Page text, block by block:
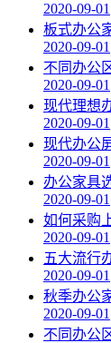
2020-09-01
板式办公
2020-09-01
不同办公
2020-09-01
现代理想
2020-09-01
现代办公
2020-09-01
办公家具
2020-09-01
如何采购
2020-09-01
五大流行
2020-09-01
秋季办公
2020-09-01
不同办公